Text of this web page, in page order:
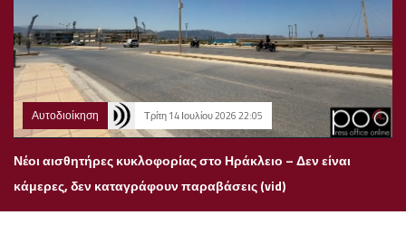
Αυτοδιοίκηση Τρίτη 14 Ιουλίου 2026 22:05
Νέοι αισθητήρες κυκλοφορίας στο Ηράκλειο – Δεν είναι
κάμερες, δεν καταγράφουν παραβάσεις (vid)